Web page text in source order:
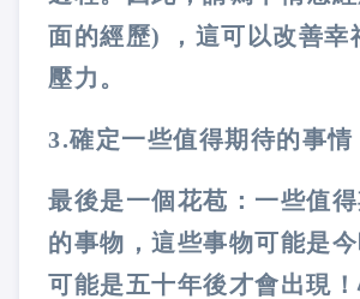
面的經歷) ，這可以改善幸
壓力。
3.確定一些值得期待的事情
最後是一個花苞：一些值
的事物，這些事物可能是
可能是五十年後才會出現